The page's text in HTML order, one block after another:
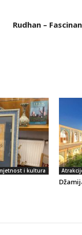
Rudhan –
i kultura